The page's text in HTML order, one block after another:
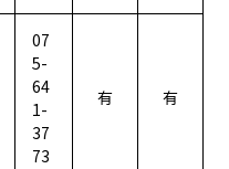
07
5-
64
1-
37
73
有 有